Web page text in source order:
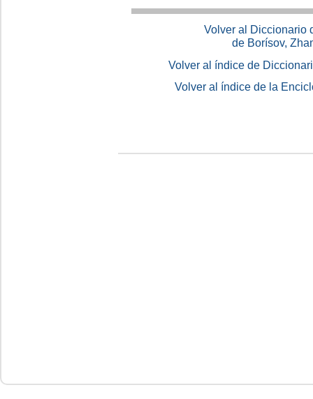
Volver al Diccionario
de Borísov,
Volver al índice de
Volver al índice de la